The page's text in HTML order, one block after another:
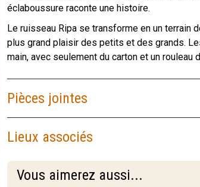
éclaboussure raconte une histoire.
Le ruisseau Ripa se transforme en un terrain
plus grand plaisir des petits et des grands.
main, avec seulement du carton et un rouleau
Pièces jointes
Lieux associés
Vous aimerez aussi...